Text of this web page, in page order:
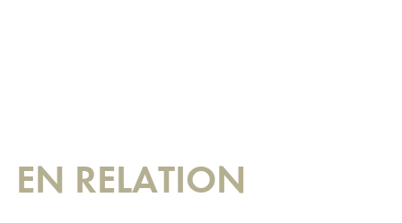
EN RELATION